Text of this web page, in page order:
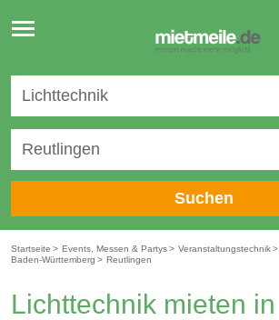
Toggle
navigation
Suchen
Startseite > Events, Messen & Partys> Veranstaltungstechnik>
Baden-Württemberg > Reutlingen
Lichttechnik mieten in